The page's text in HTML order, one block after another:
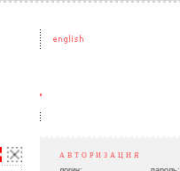
АВТОРИЗАЦИЯ